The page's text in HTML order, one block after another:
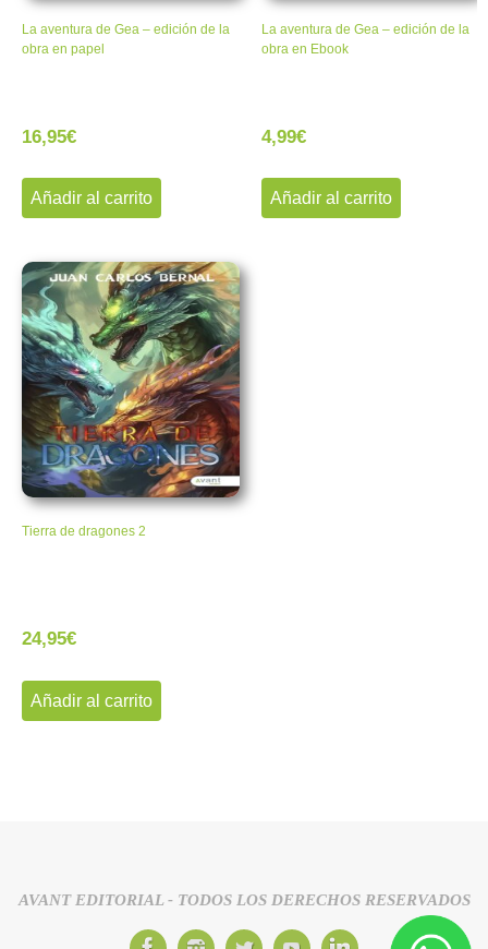
La aventura de Gea – edición de la
obra en papel
16,95€
Añadir al carrito
La aventura de Gea – edición de la
obra en Ebook
4,99€
Añadir al carrito
Tierra de dragones 2
24,95€
Añadir al carrito
AVANT EDITORIAL - TODOS LOS DERECHOS RESERVADOS